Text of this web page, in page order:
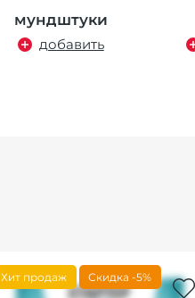
мундштуки
добавить
Хит продаж Скидка -5%